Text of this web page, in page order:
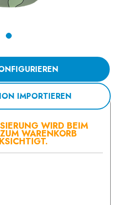
IMPORTIEREN
WIRD BEIM
WARENKORB